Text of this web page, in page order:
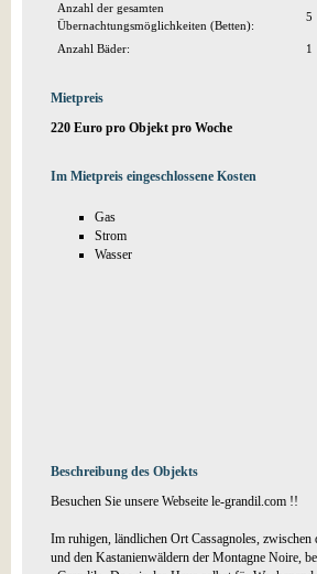
Anzahl der gesamten
Übernachtungsmöglichkeiten (Betten):
5
Anzahl Bäder: 1
Mietpreis
220 Euro pro Objekt pro Woche
Im Mietpreis eingeschlossene Kosten
Gas
Strom
Wasser
Beschreibung des Objekts
Besuchen Sie unsere Webseite le-grandil.com !!
Im ruhigen, ländlichen Ort Cassagnoles,
und den Kastanienwäldern der Montagne Noire,